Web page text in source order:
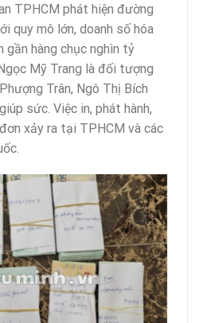
TPHCM phát hiện đường
quy mô lớn, doanh số hóa
gần hàng chục nghìn tỷ
Mỹ Trang là đối tượng
Trân, Ngô Thị Bích
sức. Việc in, phát hành,
xảy ra tại TPHCM và các